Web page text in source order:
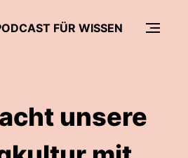
FÜR WISSEN
unsere